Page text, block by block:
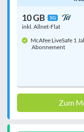
10 GB 5G
inkl. Allnet-Flat
McAfee LiveSafe 1
Abonnement
Zum